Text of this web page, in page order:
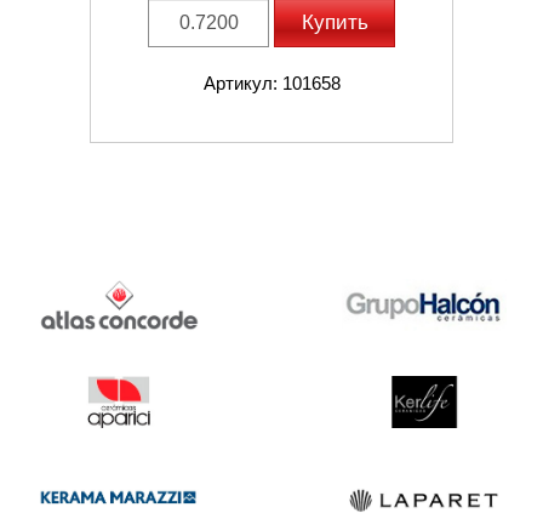
Купить
Артикул: 101658